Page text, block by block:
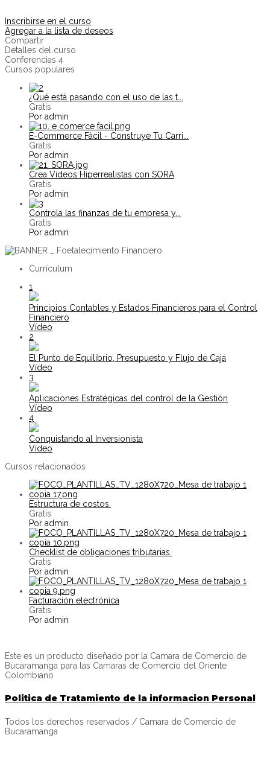
Inscribirse en el curso
Agregar a la lista de deseos
Compartir
Detalles del curso
Conferencias 4
Cursos populares
¿Qué está pasando con el uso de las t...
Gratis
Por admin
E-Commerce Fácil - Construye Tu Carri...
Gratis
Por admin
Crea Videos Hiperrealistas con SORA
Gratis
Por admin
Controla las finanzas de tu empresa y...
Gratis
Por admin
Currículum
1
Principios Contables y Estados Financieros para el Control
Financiero
Vídeo
2
El Punto de Equilibrio, Presupuesto y Flujo de Caja
Vídeo
3
Aplicaciones Estratégicas del control de la Gestión
Vídeo
4
Conquistando al Inversionista
Vídeo
Cursos relacionados
Estructura de costos.
Gratis
Por admin
Checklist de obligaciones tributarias.
Gratis
Por admin
Facturación electrónica
Gratis
Por admin
Este es un producto diseñado por la Camara de Comercio de
Bucaramanga para las Camaras de Comercio del Oriente
Colombiano
Politica de Tratamiento de la informacion Personal
Todos los derechos reservados / Camara de Comercio de
Bucaramanga